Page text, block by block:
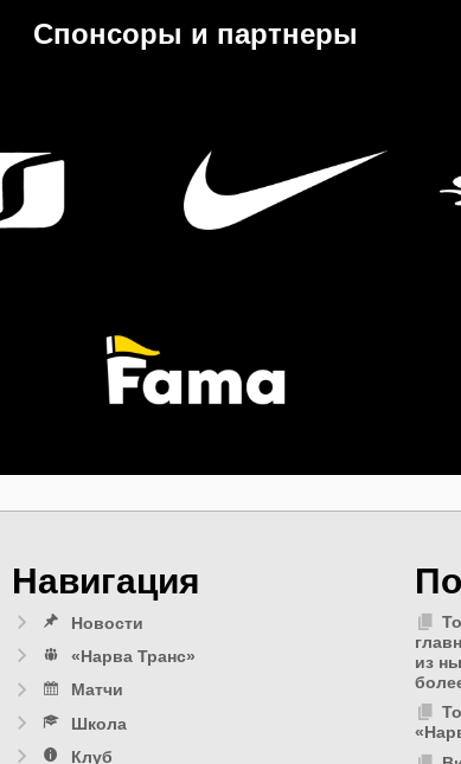
Спонсоры и партнеры
Навигация
Новости
«Нарва Транс»
Матчи
Школа
Клуб
из